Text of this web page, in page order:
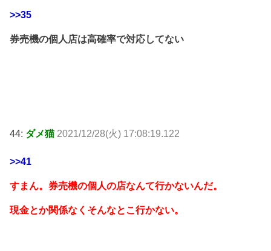
>>35
券売機の個人店は高確率で対応してない
44: ダメ猫 2021/12/28(火) 17:08:19.122
>>41
すまん。券売機の個人の店なんて行かないんだ。
現金とか関係なくそんなとこ行かない。